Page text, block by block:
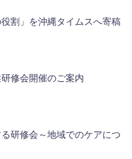
割」を沖縄タイムスへ寄稿
修会開催のご案内
研修会～地域でのケアにつ